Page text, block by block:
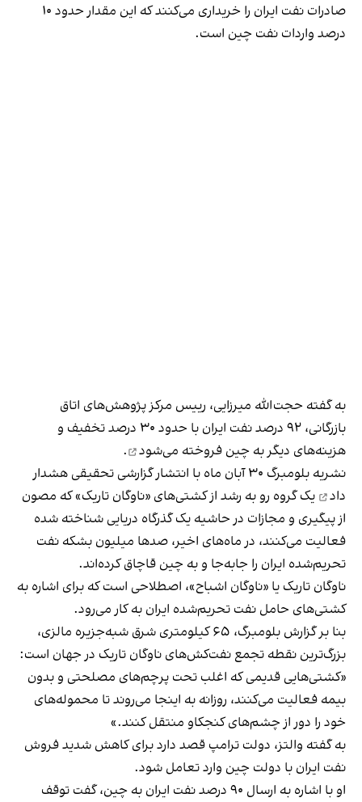
صادرات نفت ایران را خریداری می‌کنند که این مقدار حدود ۱۰
درصد واردات نفت چین است.
به گفته حجت‌الله ميرزايی، رييس مركز پژوهش‌های اتاق
بازرگانی، ۹۲ درصد نفت ایران با حدود ۳۰ درصد تخفیف و
هزینه‌های دیگر به چین فروخته می‌شود
.
نشریه بلومبرگ ۳۰ آبان ماه با انتشار گزارشی تحقیقی
هشدار
داد
یک گروه رو به رشد از کشتی‌های «ناوگان تاریک» که مصون
از پیگیری و مجازات در حاشیه یک گذرگاه دریایی شناخته‌ شده
فعالیت می‌کنند، در ماه‌های اخیر، صدها میلیون بشکه نفت
تحریم‌شده ایران را جابه‌جا و به چین قاچاق کرده‌اند.
ناوگان تاریک یا «ناوگان اشباح»، اصطلاحی است که برای اشاره به
کشتی‌های حامل نفت تحریم‌شده ایران به کار می‌رود.
بنا بر گزارش بلومبرگ، ۶۵ کیلومتری شرق شبه‌جزیره مالزی،
بزرگ‌ترین نقطه تجمع نفت‌کش‌های ناوگان تاریک در جهان است:
«کشتی‌هایی قدیمی که اغلب تحت پرچم‌های مصلحتی و بدون
بیمه فعالیت می‌کنند، روزانه به اینجا می‌روند تا محموله‌های
خود را دور از چشم‌های کنجکاو منتقل کنند.»
به گفته والتز، دولت ترامپ قصد دارد برای کاهش شدید فروش
نفت ایران با دولت چین وارد تعامل شود.
او با اشاره به ارسال ۹۰ درصد نفت ایران به چین، گفت توقف